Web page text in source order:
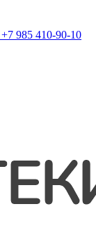
+7 985 410-90-10